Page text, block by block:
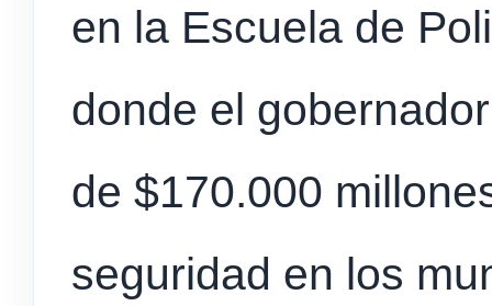
en la Escuela de
donde el
de $170.000
seguridad en los